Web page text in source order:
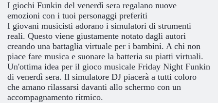
I giochi Funkin del venerdì sera regalano nuove
emozioni con i tuoi personaggi preferiti
I giovani musicisti adorano i simulatori di strumenti
reali. Questo viene giustamente notato dagli autori
creando una battaglia virtuale per i bambini. A chi non
piace fare musica e suonare la batteria su piatti virtuali.
Un'ottima idea per il gioco musicale Friday Night Funkin
di venerdì sera. Il simulatore DJ piacerà a tutti coloro
che amano rilassarsi davanti allo schermo con un
accompagnamento ritmico.